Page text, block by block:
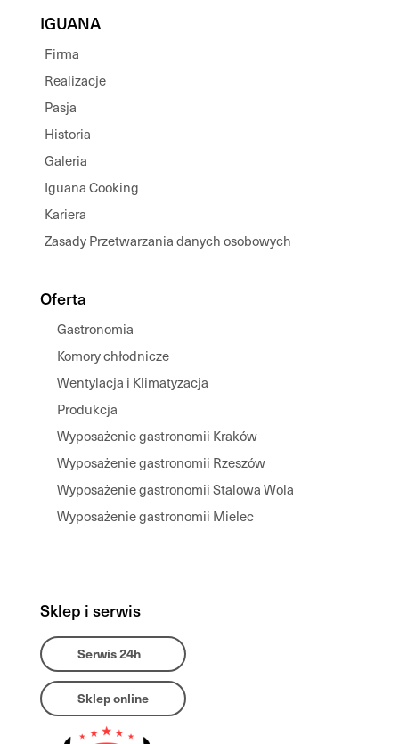
IGUANA
Firma
Realizacje
Pasja
Historia
Galeria
Iguana Cooking
Kariera
Zasady Przetwarzania danych osobowych
Oferta
Gastronomia
Komory chłodnicze
Wentylacja i Klimatyzacja
Produkcja
Wyposażenie gastronomii Kraków
Wyposażenie gastronomii Rzeszów
Wyposażenie gastronomii Stalowa Wola
Wyposażenie gastronomii Mielec
Sklep i serwis
Serwis 24h
Sklep online